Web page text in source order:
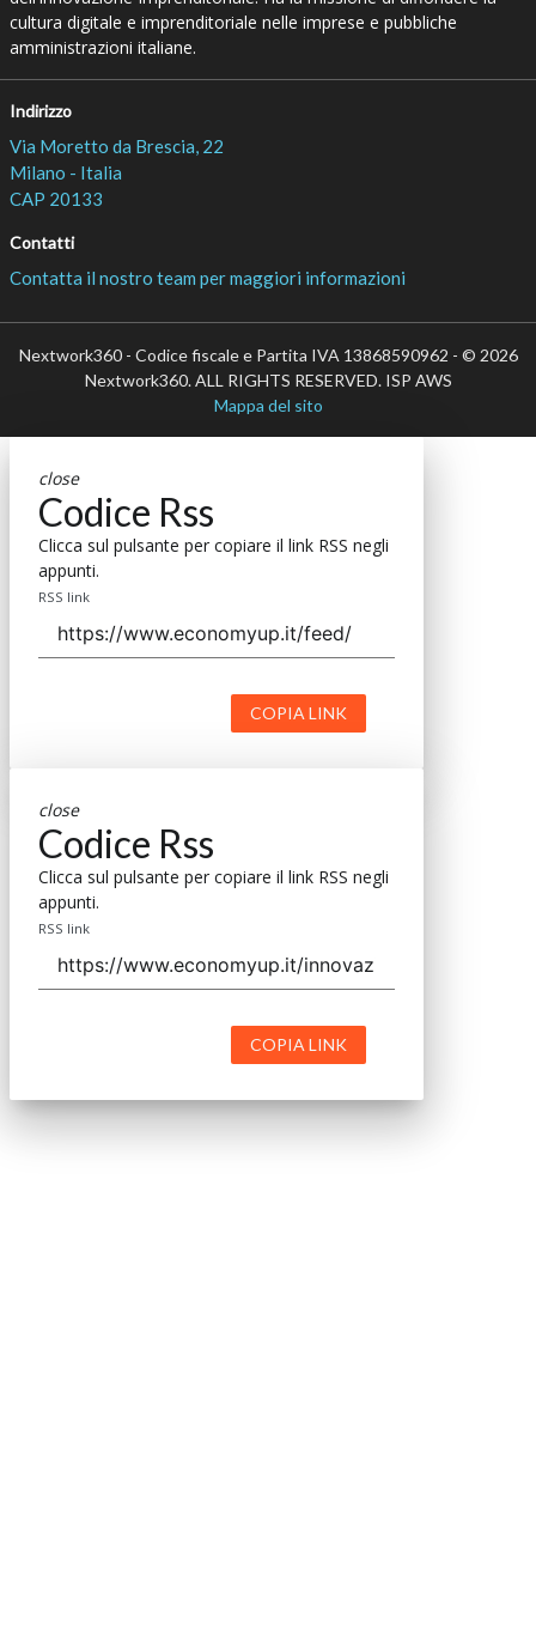
cultura digitale e imprenditoriale nelle imprese e pubbliche
amministrazioni italiane.
Indirizzo
Via Moretto da Brescia, 22
Milano - Italia
CAP 20133
Contatti
Contatta il nostro team per maggiori informazioni
Nextwork360 - Codice fiscale e Partita IVA 13868590962 - © 2026
Nextwork360. ALL RIGHTS RESERVED. ISP AWS
Mappa del sito
close
Codice Rss
Clicca sul pulsante per copiare il link RSS negli
appunti.
RSS link
COPIA LINK
close
Codice Rss
Clicca sul pulsante per copiare il link RSS negli
appunti.
RSS link
COPIA LINK